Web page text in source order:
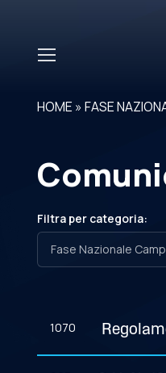
HOME »FASE
Filtra per categoria:
1070